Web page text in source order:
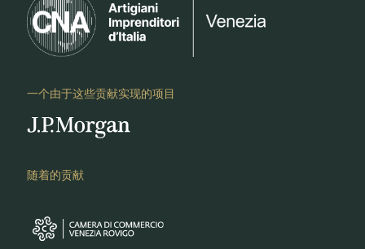
一个由于这些贡献实现的项目
随着的贡献